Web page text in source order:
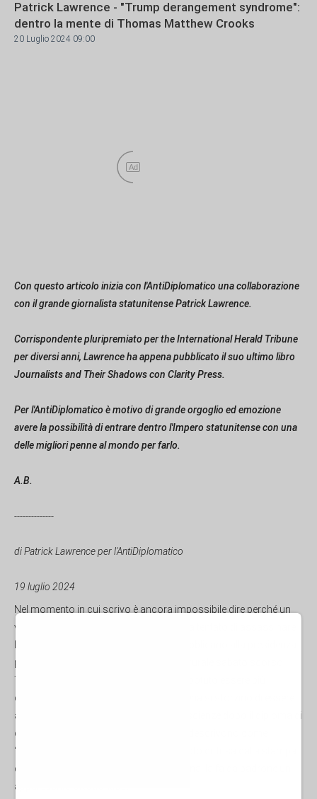
Patrick Lawrence - "Trump derangement syndrome":
dentro la mente di Thomas Matthew Crooks
20 Luglio 2024 09:00
Ad
Con questo articolo inizia con l'AntiDiplomatico una collaborazione
con il grande giornalista statunitense Patrick Lawrence.
Corrispondente pluripremiato per the International Herald Tribune
per diversi anni, Lawrence ha appena pubblicato il suo ultimo libro
Journalists and Their Shadows con Clarity Press.
Per l'AntiDiplomatico è motivo di grande orgoglio ed emozione
avere la possibilità di entrare dentro l'Impero statunitense con una
delle migliori penne al mondo per farlo.
A.B.
--------------
di Patrick Lawrence per l'AntiDiplomatico
19 luglio 2024
Nel momento in cui scrivo è ancora impossibile dire perché un
ventenne apparentemente normale abbia tentato di assassinare
parlava da un palco nella Pennsylvania rurale sabato scorso.
Thomas Matthew Crooks non avrebbe potuto essere più
comune di quanto gli americani di periferia si sforzino di essere:
aveva vinto un premio di matematica e scienze dopo il diploma di
due anni fa; i suoi insegnanti e i vicini lo descrivono come
“tranquillo” e “un bravo ragazzo”; nella foto diffusa dalla stampa
dopo gli eventi dello scorso fine settimana, la fa da padrone un
apparecchio ortodontico.